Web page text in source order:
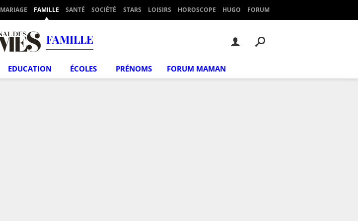
MARIAGE FAMILLE SANTÉ SOCIÉTÉ STARS LOISIRS HOROSCOPE HUGO FORUM
FAMILLE
EDUCATION ÉCOLES PRÉNOMS FORUM MAMAN